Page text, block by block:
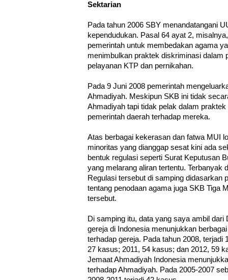
Sektarian
Pada tahun 2006 SBY menandatangani
kependudukan. Pasal 64 ayat 2,
pemerintah untuk membedakan agama
menimbulkan praktek diskriminasi dalam
pelayanan KTP dan pernikahan.
Pada 9 Juni 2008 pemerintah
Ahmadiyah. Meskipun SKB ini tidak
Ahmadiyah tapi tidak pelak dalam
pemerintah daerah terhadap mereka.
Atas berbagai kekerasan dan fatwa MUI
minoritas yang dianggap sesat kini ada
bentuk regulasi seperti Surat Keputusan
yang melarang aliran tertentu. Terbanyak
Regulasi tersebut di samping didasarkan
tentang penodaan agama juga SKB Tiga
tersebut.
Di samping itu, data yang saya ambil
gereja di Indonesia menunjukkan
terhadap gereja. Pada tahun 2008,
27 kasus; 2011, 54 kasus; dan 2012, 59
Jemaat Ahmadiyah Indonesia
terhadap Ahmadiyah. Pada 2005-2007